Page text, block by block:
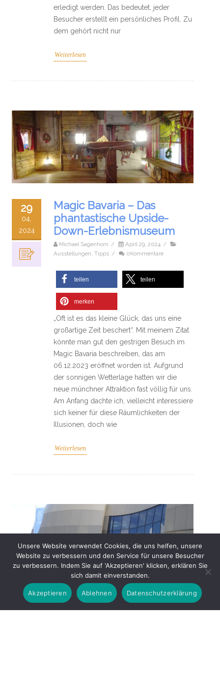
erledigt werden. Das bedeutet, jeder
Besucher erstellt ein persönliches Profil. Zu
dem gehört nicht nur
Weiterlesen
29
04,
2024
Magic Bavaria – Das
phantastische Upside-
Down-Erlebnismuseum
Michael Sagenhorn / April 29, 2024 /
Ausstellungen Tipps / 0Kommentare
teilen teilen
merken
„Oft ist es das kleine Glück, das uns eine
großartige Zeit beschert“. Mit meinem Zitat
könnte man gut den gestrigen Besuch im
Magic Bavaria beschreiben, das am
06.12.2023 eröffnet worden ist. Aufgrund
der sonnigen Wetterlage hatten wir die
neue münchner Attraktion fast völlig für uns.
Am Anfang dachte ich, vielleicht interessiere
sich keiner für diese Räumlichkeiten der
Illusionen, doch wie
Weiterlesen
23
11, 2023
Das ESO Supernova
Planetarium und
Unsere Website verwendet Cookies, die uns helfen, unsere
Website zu verbessern und den Service für unsere Besucher
zu verbessern. Indem Sie auf 'Akzeptieren' klicken, erklären Sie
sich damit einverstanden.
Akzeptieren Ablehnen Datenschutzerklärung